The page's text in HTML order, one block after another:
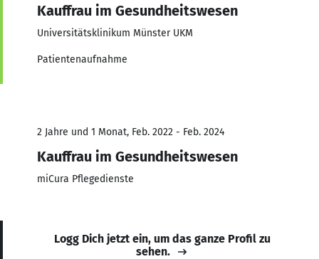
Kauffrau im Gesundheitswesen
Universitätsklinikum Münster UKM
Patientenaufnahme
2 Jahre und 1 Monat, Feb. 2022 - Feb. 2024
Kauffrau im Gesundheitswesen
miCura Pflegedienste
Logg Dich jetzt ein, um das ganze Profil zu
sehen.